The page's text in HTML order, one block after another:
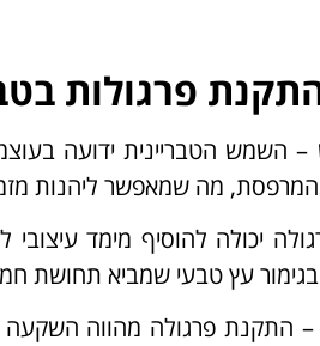
פרגולות
– השמש הטבריינית ידועה
המרפסת, מה שמאפשר ליהנות
יכולה להוסיף מימד
בגימור עץ טבעי שמביא תחושת
– התקנת פרגולה מהווה